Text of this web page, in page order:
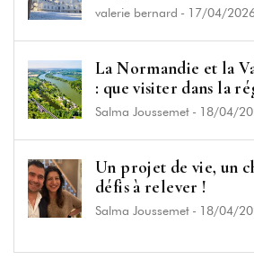
valerie bernard - 17/04/
La Normandie et la
: que visiter dans la
Salma Joussemet - 18/04/
Un projet de vie, un
défis à relever !
Salma Joussemet - 18/04/